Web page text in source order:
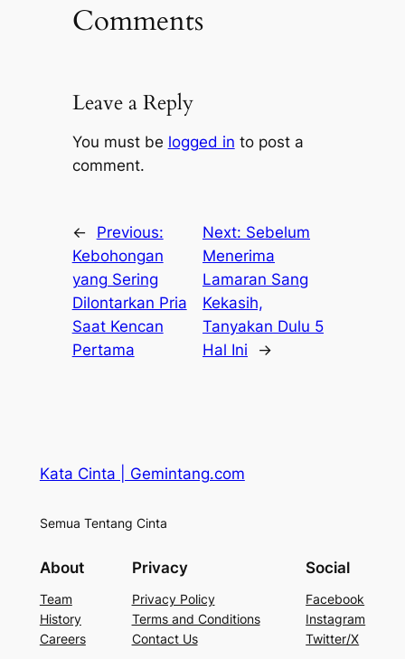
Comments
Leave a Reply
You must be logged in to post a
comment.
←
Previous:
Kebohongan
yang Sering
Dilontarkan Pria
Saat Kencan
Pertama
Next: Sebelum
Menerima
Lamaran Sang
Kekasih,
Tanyakan Dulu 5
Hal Ini
→
Kata Cinta | Gemintang.com
Semua Tentang Cinta
About
Team
History
Careers
Privacy
Privacy Policy
Terms and Conditions
Contact Us
Social
Facebook
Instagram
Twitter/X